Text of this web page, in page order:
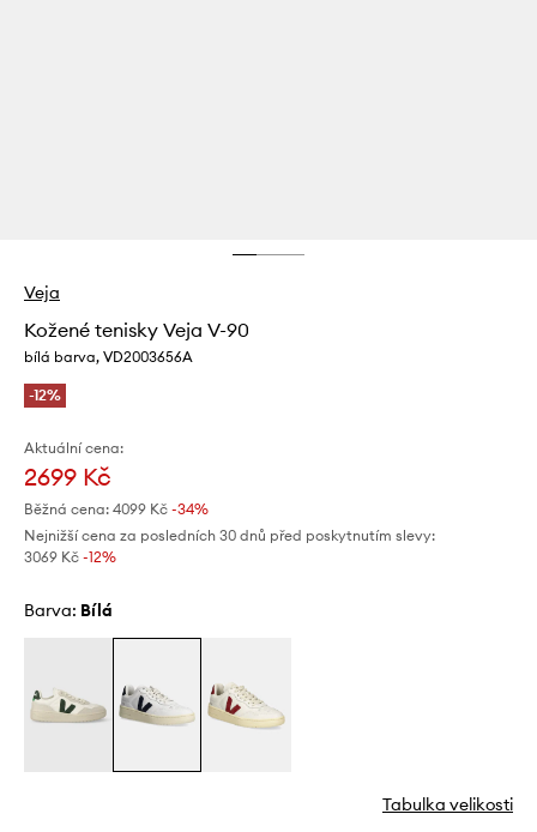
Veja
Kožené tenisky Veja V-90
bílá barva, VD2003656A
-12%
Aktuální cena:
2699 Kč
Běžná cena: 4099 Kč -34%
Nejnižší cena za posledních 30 dnů před poskytnutím slevy:
3069 Kč -12%
Barva: bílá
Tabulka velikosti